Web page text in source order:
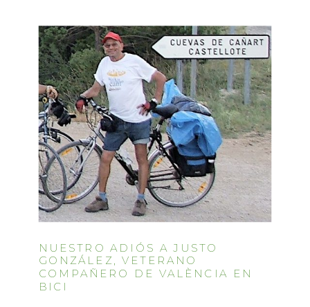
NUESTRO ADIÓS A JUSTO
GONZÁLEZ, VETERANO
COMPAÑERO DE VALÈNCIA EN
BICI